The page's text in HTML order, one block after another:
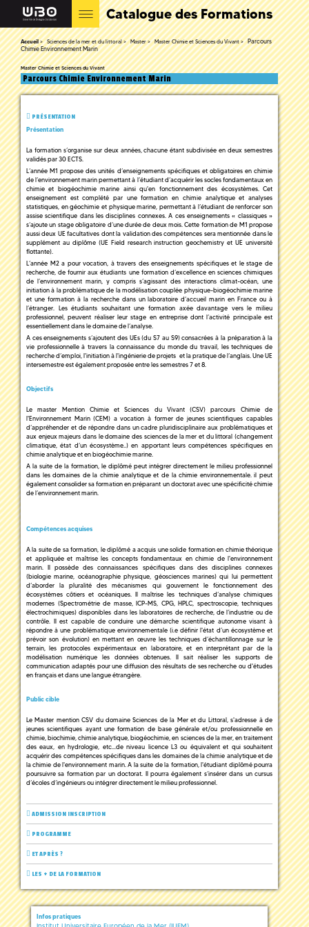
Catalogue des Formations
Accueil Sciences de la mer et du littoral Master Master Chimie et Sciences du Vivant
Parcours
Chimie Environnement Marin
Master Chimie et Sciences du Vivant
Parcours Chimie Environnement Marin
PRÉSENTATION
Présentation
La formation s’organise sur deux années, chacune étant subdivisée en deux semestres
validés par 30 ECTS.
L’année M1 propose des unités d’enseignements spécifiques et obligatoires en chimie
de l’environnement marin permettant à l’étudiant d’acquérir les socles fondamentaux en
chimie et biogéochimie marine ainsi qu'en fonctionnement des écosystèmes. Cet
enseignement est complété par une formation en chimie analytique et analyses
statistiques, en géochimie et physique marine, permettant à l’étudiant de renforcer son
assise scientifique dans les disciplines connexes. A ces enseignements « classiques »
s’ajoute un stage obligatoire d’une durée de deux mois. Cette formation de M1 propose
aussi deux UE facultatives dont la validation des compétences sera mentionnée dans le
supplément au diplôme (UE Field research instruction geochemistry et UE université
flottante).
L’année M2 a pour vocation, à travers des enseignements spécifiques et le stage de
recherche, de fournir aux étudiants une formation d’excellence en sciences chimiques
de l’environnement marin, y compris s’agissant des interactions climat-océan, une
initiation à la problématique de la modélisation couplée physique-biogéochimie marine
et une formation à la recherche dans un laboratoire d’accueil marin en France ou à
l’étranger. Les étudiants souhaitant une formation axée davantage vers le milieu
professionnel, peuvent réaliser leur stage en entreprise dont l’activité principale est
essentiellement dans le domaine de l’analyse.
A ces enseignements s’ajoutent des UEs (du S7 au S9) consacrées à la préparation à la
vie professionnelle à travers la connaissance du monde du travail, les techniques de
recherche d’emploi, l'initiation à l'ingénierie de projets et la pratique de l’anglais. Une UE
intersemestre est également proposée entre les semestres 7 et 8.
Objectifs
Le master Mention Chimie et Sciences du Vivant (CSV) parcours Chimie de
l'Environnement Marin (CEM) a vocation à former de jeunes scientifiques capables
d’appréhender et de répondre dans un cadre pluridisciplinaire aux problématiques et
aux enjeux majeurs dans le domaine des sciences de la mer et du littoral (changement
climatique, état d’un écosystème..) en apportant leurs compétences spécifiques en
chimie analytique et en biogéochimie marine.
A la suite de la formation, le diplômé peut intégrer directement le milieu professionnel
dans les domaines de la chimie analytique et de la chimie environnementale. il peut
également consolider sa formation en préparant un doctorat avec une spécificité chimie
de l’environnement marin.
Compétences acquises
A la suite de sa formation, le diplômé a acquis une solide formation en chimie théorique
et appliquée et maîtrise les concepts fondamentaux en chimie de l'environnement
marin. Il possède des connaissances spécifiques dans des disciplines connexes
(biologie marine, océanographie physique, géosciences marines) qui lui permettent
d’aborder la pluralité des mécanismes qui gouvernent le fonctionnement des
écosystèmes côtiers et océaniques. Il maîtrise les techniques d’analyse chimiques
modernes (Spectrométrie de masse, ICP-MS, CPG, HPLC, spectroscopie, techniques
électrochimiques) disponibles dans les laboratoires de recherche, de l’industrie ou de
contrôle. Il est capable de conduire une démarche scientifique autonome visant à
répondre à une problématique environnementale (i.e définir l'état d’un écosystème et
prévoir son évolution) en mettant en œuvre les techniques d’échantillonnage sur le
terrain, les protocoles expérimentaux en laboratoire, et en interprétant par de la
modélisation numérique les données obtenues. Il sait réaliser les supports de
communication adaptés pour une diffusion des résultats de ses recherche ou d'études
en français et dans une langue étrangère.
Public cible
Le Master mention CSV du domaine Sciences de la Mer et du Littoral, s'adresse à de
jeunes scientifiques ayant une formation de base générale et/ou professionnelle en
chimie, biochimie, chimie analytique, biogéochimie, en sciences de la mer, en traitement
des eaux, en hydrologie, etc...de niveau licence L3 ou équivalent et qui souhaitent
acquérir des compétences spécifiques dans les domaines de la chimie analytique et de
la chimie de l'environnement marin. A la suite de la formation, l'étudiant diplômé pourra
poursuivre sa formation par un doctorat. Il pourra également s’insérer dans un cursus
d’écoles d’ingénieurs ou intégrer directement le milieu professionnel.
ADMISSION INSCRIPTION
PROGRAMME
ET APRÈS ?
LES + DE LA FORMATION
Infos pratiques